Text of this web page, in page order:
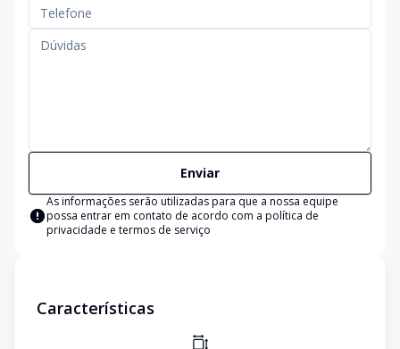
Enviar
As informações serão utilizadas para que a nossa equipe
possa entrar em contato de acordo com a política de
privacidade e termos de serviço
Características